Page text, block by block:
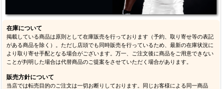
在庫について
掲載している商品は原則として在庫販売を行っております（予約、取り寄せ等の表記
がある商品を除く）。ただし店頭でも同時販売を行っているため、最新の在庫状況に
より取り寄せ手配となる場合がございます。万一、ご注文後に商品をご用意できない
ことが判明した場合は代替商品のご提案をさせていただく場合があります。
販売方針について
当店では転売目的のご注文は一切お断りしております。同じお客様による同一商品